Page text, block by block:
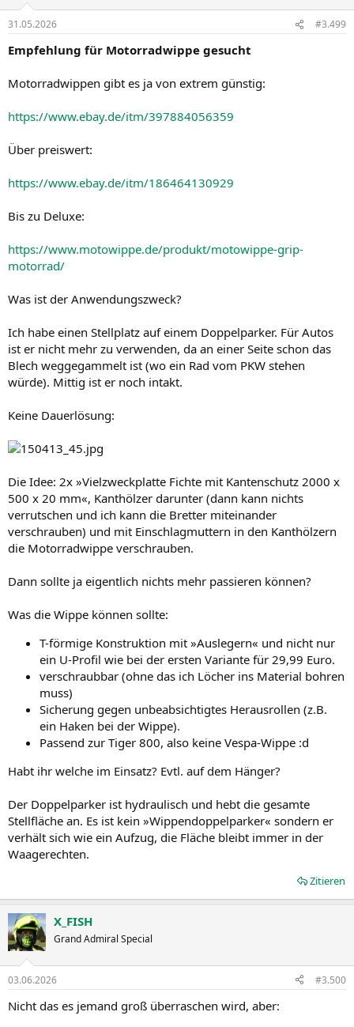
31.05.2026 #3.499
Empfehlung für Motorradwippe gesucht
Motorradwippen gibt es ja von extrem günstig:
https://www.ebay.de/itm/397884056359
Über preiswert:
https://www.ebay.de/itm/186464130929
Bis zu Deluxe:
https://www.motowippe.de/produkt/motowippe-grip-
motorrad/
Was ist der Anwendungszweck?
Ich habe einen Stellplatz auf einem Doppelparker. Für Autos
ist er nicht mehr zu verwenden, da an einer Seite schon das
Blech weggegammelt ist (wo ein Rad vom PKW stehen
würde). Mittig ist er noch intakt.
Keine Dauerlösung:
Die Idee: 2x »Vielzweckplatte Fichte mit Kantenschutz 2000 x
500 x 20 mm«, Kanthölzer darunter (dann kann nichts
verrutschen und ich kann die Bretter miteinander
verschrauben) und mit Einschlagmuttern in den Kanthölzern
die Motorradwippe verschrauben.
Dann sollte ja eigentlich nichts mehr passieren können?
Was die Wippe können sollte:
T-förmige Konstruktion mit »Auslegern« und nicht nur
ein U-Profil wie bei der ersten Variante für 29,99 Euro.
verschraubbar (ohne das ich Löcher ins Material bohren
muss)
Sicherung gegen unbeabsichtigtes Herausrollen (z.B.
ein Haken bei der Wippe).
Passend zur Tiger 800, also keine Vespa-Wippe :d
Habt ihr welche im Einsatz? Evtl. auf dem Hänger?
Der Doppelparker ist hydraulisch und hebt die gesamte
Stellfläche an. Es ist kein »Wippendoppelparker« sondern er
verhält sich wie ein Aufzug, die Fläche bleibt immer in der
Waagerechten.
Zitieren
X_FISH
Grand Admiral Special
03.06.2026 #3.500
Nicht das es jemand groß überraschen wird, aber: